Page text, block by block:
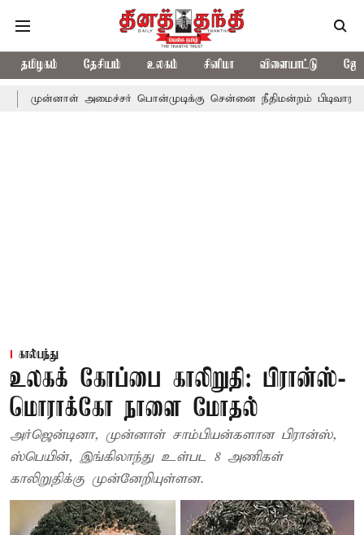
தமிழகம் தேசியம் உலகம் சினிமா விளையாட்டு
அமைச்சர் பொன்முடிக்கு சென்னை நீதிமன்றம் பிடிவாராண்ட்
கால்பந்து
உலகக் கோப்பை காலிறுதி: பிரான்ஸ்-
மொராக்கோ நாளை மோதல்
அர்ஜென்டினா, முன்னாள் சாம்பியன்களான பிரான்ஸ்,
ஸ்பெயின், இங்கிலாந்து உள்பட 8 அணிகள்
காலிறுதிக்கு முன்னேறியுள்ளன.